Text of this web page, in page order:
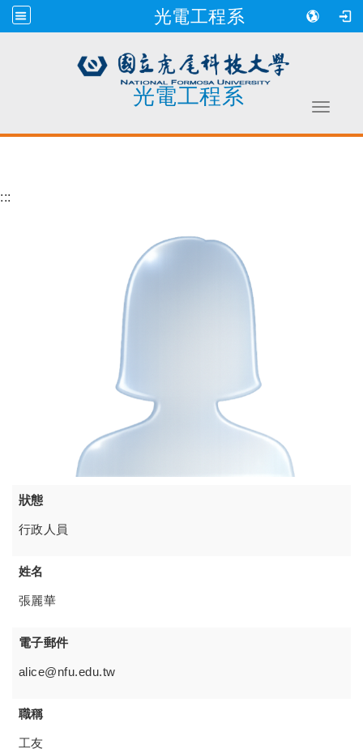
光電工程系
光電工程系
Toggle
:::
狀態
行政人員
姓名
張麗華
電子郵件
alice@nfu.edu.tw
職稱
工友